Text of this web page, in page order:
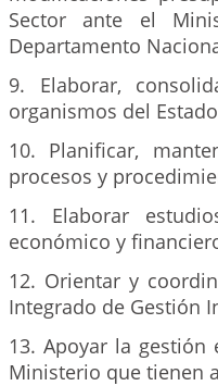
Sector ante el
Departamento
9. Elaborar,
organismos del
10. Planificar,
procesos y
11. Elaborar
económico y
12. Orientar y
Integrado de Gestión
13. Apoyar la gestión
Ministerio que tienen